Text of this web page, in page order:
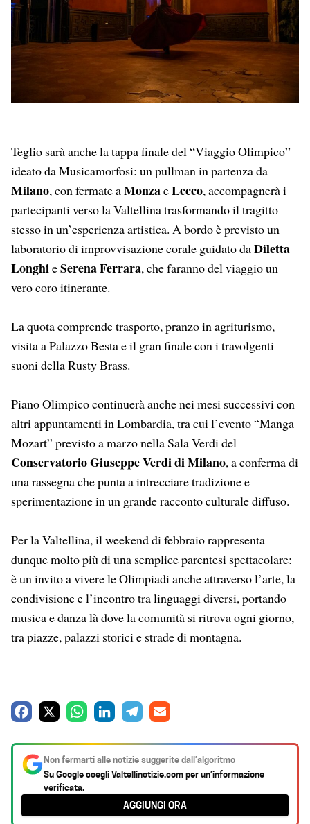
Teglio sarà anche la tappa finale del “Viaggio Olimpico”
ideato da Musicamorfosi: un pullman in partenza da
Milano, con fermate aMonzaeLecco, accompagnerà i
partecipanti verso la Valtellina trasformando il tragitto
stesso in un’esperienza artistica. A bordo è previsto un
laboratorio di improvvisazione corale guidato daDiletta
LonghieSerena Ferrara, che faranno del viaggio un
vero coro itinerante.
La quota comprende trasporto, pranzo in agriturismo,
visita a Palazzo Besta e il gran finale con i travolgenti
suoni della Rusty Brass.
Piano Olimpico continuerà anche nei mesi successivi con
altri appuntamenti in Lombardia, tra cui l’evento “Manga
Mozart” previsto a marzo nella Sala Verdi del
Conservatorio Giuseppe Verdi di Milano, a conferma di
una rassegna che punta a intrecciare tradizione e
sperimentazione in un grande racconto culturale diffuso.
Per la Valtellina, il weekend di febbraio rappresenta
dunque molto più di una semplice parentesi spettacolare:
è un invito a vivere le Olimpiadi anche attraverso l’arte, la
condivisione e l’incontro tra linguaggi diversi, portando
musica e danza là dove la comunità si ritrova ogni giorno,
tra piazze, palazzi storici e strade di montagna.
c
e
b
o
t
s
A
k
e
d
e
g
r
a
i
l
Non fermarti alle notizie suggerite dall’algoritmo
Su Google scegliValtellinotizie.comper un’informazione
verificata.
AGGIUNGI ORA